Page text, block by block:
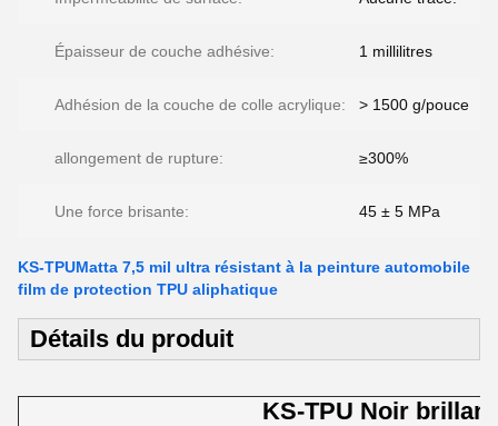
Épaisseur de couche adhésive: 1 millilitres
Adhésion de la couche de colle acrylique: > 1500 g/pouce
allongement de rupture: ≥300%
Une force brisante: 45 ± 5 MPa
KS-TPUMatta 7,5 mil ultra résistant à la peinture automobile
film de protection TPU aliphatique
Détails du produit
KS-TPU Noir brillant